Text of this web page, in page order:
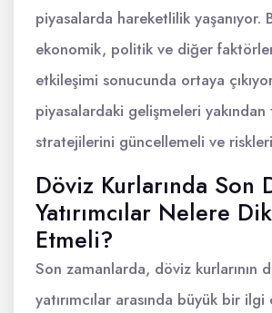
piyasalarda hareketlilik yaşanıyor.
ekonomik, politik ve diğer
etkileşimi sonucunda ortaya
piyasalardaki gelişmeleri
stratejilerini güncellemeli ve
Döviz Kurlarında Son
Yatırımcılar Nelere
Etmeli?
Son zamanlarda, döviz kurlarının
yatırımcılar arasında büyük bir